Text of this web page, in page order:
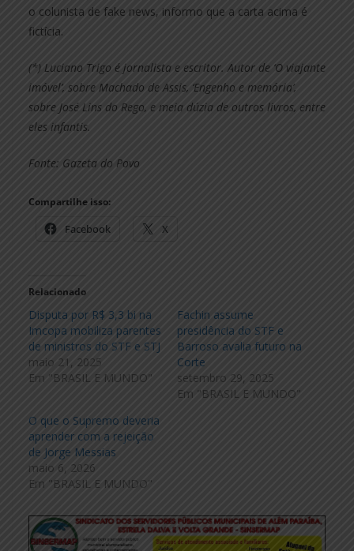
o colunista de fake news, informo que a carta acima é
fictícia.
(*) Luciano Trigo é jornalista e escritor. Autor de ‘O viajante
imóvel’, sobre Machado de Assis, ‘Engenho e memória’,
sobre José Lins do Rego, e meia dúzia de outros livros, entre
eles infantis.
Fonte: Gazeta do Povo
Compartilhe isso:
Facebook X
Relacionado
Disputa por R$ 3,3 bi na
Imcopa mobiliza parentes
de ministros do STF e STJ
maio 21, 2025
Em "BRASIL E MUNDO"
Fachin assume
presidência do STF e
Barroso avalia futuro na
Corte
setembro 29, 2025
Em "BRASIL E MUNDO"
O que o Supremo deveria
aprender com a rejeição
de Jorge Messias
maio 6, 2026
Em "BRASIL E MUNDO"